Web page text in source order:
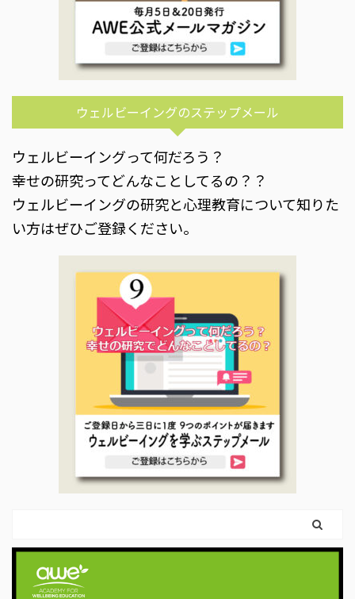
ウェルビーイングのステップメール
ウェルビーイングって何だろう？
幸せの研究ってどんなことしてるの？？
ウェルビーイングの研究と心理教育について知りた
い方はぜひご登録ください。